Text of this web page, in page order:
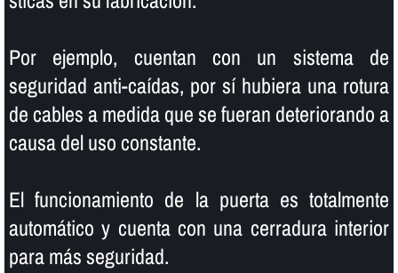
Por ejemplo, cuentan con un sistema de
seguridad anti-caí­das, por sí­ hubiera una rotura
de cables a medida que se fueran deteriorando a
causa del uso constante.
El funcionamiento de la puerta es totalmente
automático y cuenta con una cerradura interior
para más seguridad.